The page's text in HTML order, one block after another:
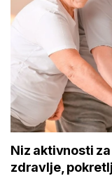
Niz aktivnosti
zdravlje,